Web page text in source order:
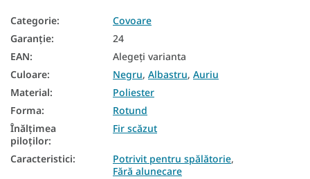
Categorie:
Covoare
Garanţie:
24
EAN:
Alegeţi varianta
Culoare: Negru, Albastru, Auriu
Material:
Poliester
Forma:
Rotund
Înălțimea
piloților:
Fir scăzut
Caracteristici: Potrivit pentru spălătorie,
Fără alunecare